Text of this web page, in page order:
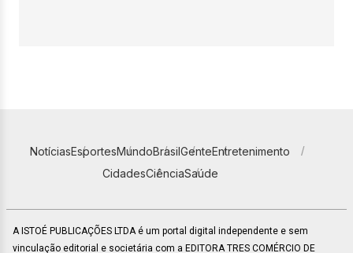
NotíciasEsportesMundoBrasilGenteEntretenimento
CidadesCiênciaSaúde
A ISTOÉ PUBLICAÇÕES LTDA é um portal digital independente e sem
vinculação editorial e societária com a EDITORA TRES COMÉRCIO DE